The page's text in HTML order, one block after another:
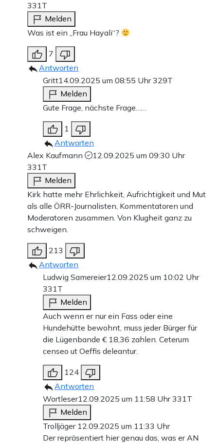
331T
Melden
Was ist ein „Frau Hayali“?
7
Antworten
Gritt14.09.2025 um 08:55 Uhr329T
Melden
Gute Frage, nächste Frage……
1
Antworten
Alex Kaufmann
12.09.2025 um 09:30 Uhr
331T
Melden
Kirk hatte mehr Ehrlichkeit, Aufrichtigkeit und Mut
als alle ÖRR-Journalisten, Kommentatoren und
Moderatoren zusammen. Von Klugheit ganz zu
schweigen.
213
Antworten
Ludwig Samereier12.09.2025 um 10:02 Uhr
331T
Melden
Auch wenn er nur ein Fass oder eine
Hundehütte bewohnt, muss jeder Bürger für
die Lügenbande € 18,36 zahlen. Ceterum
censeo ut Oeffis deleantur.
124
Antworten
Wortleser12.09.2025 um 11:58 Uhr331T
Melden
Trolljäger 12.09.2025 um 11:33 Uhr
Der repräsentiert hier genau das, was er AN